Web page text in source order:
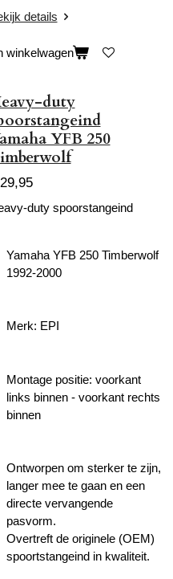
details
winkelwagen
duty
YFB 250
duty spoorstangeind
Yamaha YFB 250 Timberwolf
1992-2000
Merk: EPI
Montage positie: voorkant
links binnen - voorkant rechts
binnen
Ontworpen om sterker te zijn,
langer mee te gaan en een
directe vervangende
pasvorm.
Overtreft de originele (OEM)
spoortstangeind in kwaliteit.